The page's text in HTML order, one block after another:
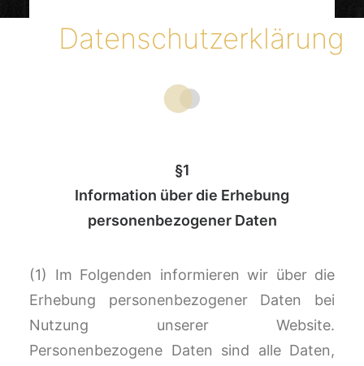
Datenschutzerklärung
§1
Information über die Erhebung
personenbezogener Daten
(1) Im Folgenden informieren wir über die
Erhebung personenbezogener Daten bei
Nutzung unserer Website.
Personenbezogene Daten sind alle Daten,